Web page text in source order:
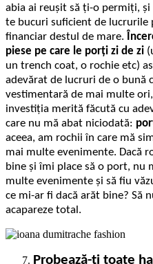
abia ai reușit să ți-o permiți,
te bucuri suficient de lucrurile
financiar destul de mare.
piese pe care le porți zi de zi
un trench coat, o rochie etc)
adevărat de lucruri de o bună
vestimentară de mai multe
investiția merită făcută cu
care nu mă abat niciodată:
aceea, am rochii în care mă
mai multe evenimente. Dacă
bine și îmi place să o port, nu
multe evenimente și să fiu
ce mi-ar fi dacă arăt bine? Să
acapareze total.
Probează-ți toate